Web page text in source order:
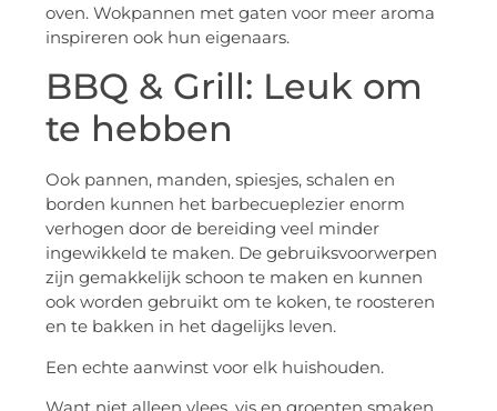
oven. Wokpannen met gaten voor meer aroma
inspireren ook hun eigenaars.
BBQ & Grill: Leuk om
te hebben
Ook pannen, manden, spiesjes, schalen en
borden kunnen het barbecueplezier enorm
verhogen door de bereiding veel minder
ingewikkeld te maken. De gebruiksvoorwerpen
zijn gemakkelijk schoon te maken en kunnen
ook worden gebruikt om te koken, te roosteren
en te bakken in het dagelijks leven.
Een echte aanwinst voor elk huishouden.